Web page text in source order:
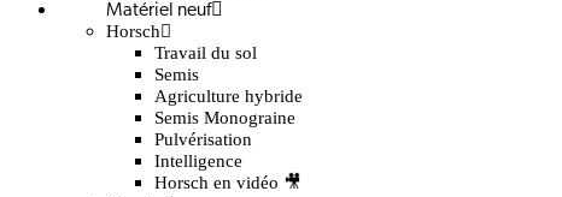
Matériel neuf
Horsch
Travail du sol
Semis
Agriculture hybride
Semis Monograine
Pulvérisation
Intelligence
Horsch en vidéo 🎥